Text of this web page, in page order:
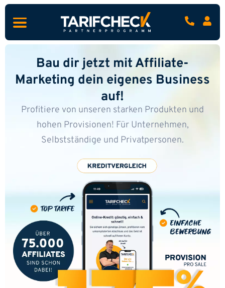
Bau dir jetzt mit Affiliate-
Marketing dein eigenes Business
auf!
Profitiere von unseren starken Produkten und
hohen Provisionen! Für Unternehmen,
Selbstständige und Privatpersonen.